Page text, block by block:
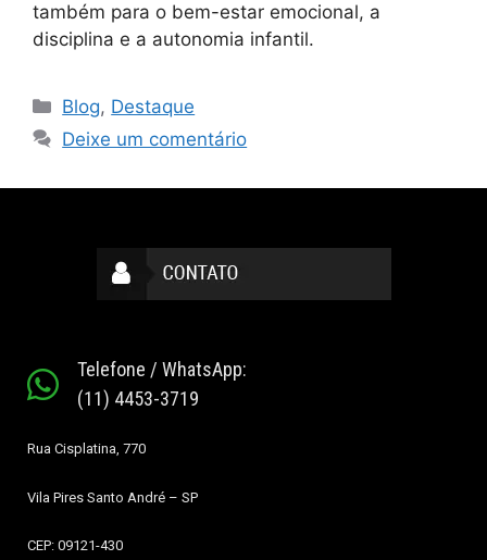
também para o bem-estar emocional, a
disciplina e a autonomia infantil.
Blog, Destaque
Deixe um comentário
Telefone / WhatsApp:
(11) 4453-3719
Rua Cisplatina, 770
Vila Pires Santo André – SP
CEP: 09121-430